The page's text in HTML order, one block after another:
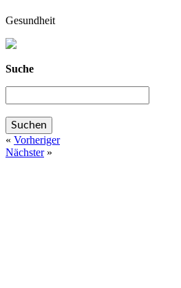
Gesundheit
Suche
« Vorheriger
Nächster»